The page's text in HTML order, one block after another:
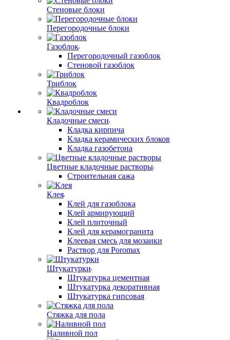
Стеновые блоки
Перегородочные блоки
Газоблок
Перегородочный газоблок
Стеновой газоблок
Триблок
Квадроблок
Кладочные смеси
Кладка кирпича
Кладка керамических блоков
Кладка газобетона
Цветные кладочные растворы
Строительная сажа
Клея
Клей для газоблока
Клей армирующий
Клей плиточный
Клей для керамогранита
Клеевая смесь для мозаики
Раствор для Poromax
Штукатурки
Штукатурка цементная
Штукатурка декоративная
Штукатурка гипсовая
Стяжка для пола
Наливной пол